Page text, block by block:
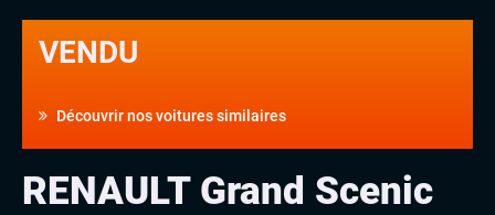
VENDU
Découvrir nos voitures similaires
RENAULT Grand Scenic